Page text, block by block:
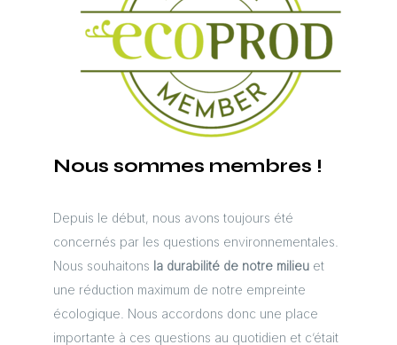
Nous sommes membres !
Depuis le début, nous avons toujours été
concernés par les questions environnementales.
Nous souhaitons la durabilité de notre milieu et
une réduction maximum de notre empreinte
écologique. Nous accordons donc une place
importante à ces questions au quotidien et c’était